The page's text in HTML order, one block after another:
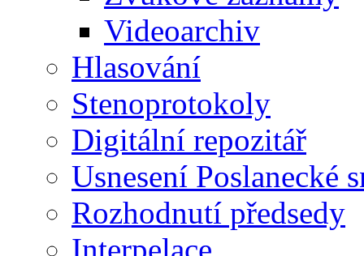
Videoarchiv
Hlasování
Stenoprotokoly
Digitální repozitář
Usnesení Poslanecké
Rozhodnutí předsedy